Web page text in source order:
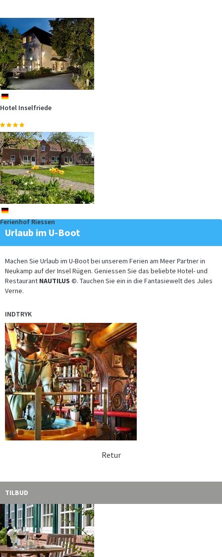
de
Hotel Inselfriede
de
Ferienhof Riessen
Urlaub im U-Boot
Machen Sie Urlaub im U-Boot bei unserem Ferien am Meer Partner in
Neukamp auf der Insel Rügen. Geniessen Sie das beliebte Hotel- und
Restaurant NAUTILUS ©. Tauchen Sie ein in die Fantasiewelt des Jules
Verne.
INDTRYK
Retur
TILBUD